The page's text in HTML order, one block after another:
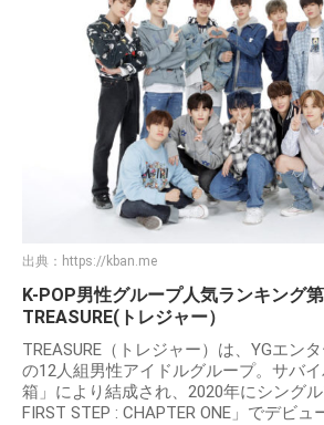
出典： https://kban.me
K-POP男性グループ人気ランキング第
TREASURE(トレジャー）
TREASURE（トレジャー）は、YGエン
の12人組男性アイドルグループ。サバ
箱」により結成され、2020年にシング
FIRST STEP : CHAPTER ONE」でデビュ